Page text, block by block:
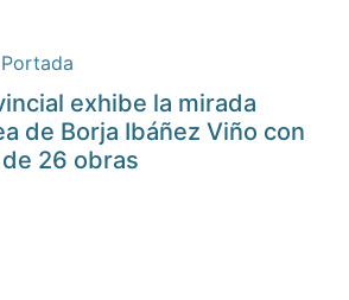
Portada
exhibe la mirada
de Borja Ibáñez Viño con
26 obras